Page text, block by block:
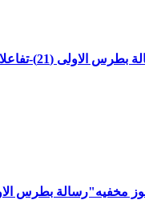
(21)-تفاعلات مع اقتراب نهاية الزمان-الاصحاح الرابع الاعداد6-9"مع القاضي جميل ناصر
بطرس الاولى (20) - زمانان وارادتان - الاصحاح الرابع الاعداد 1-5"مع